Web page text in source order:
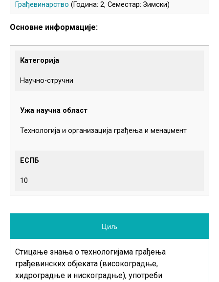
Грађевинарство (Година: 2, Семестар: Зимски)
Основне информације:
Категорија
Научно-стручни
Ужа научна област
Технологија и организација грађења и менаџмент
ЕСПБ
10
Циљ
Стицање знања о технологијама грађења
грађевинских објеката (високоградње,
хидроградње и нискоградње), употреби